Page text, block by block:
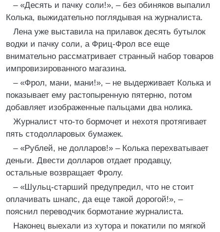
– «Десять и пачку соли!», – без обиняков выпалил
Колька, выжидательно поглядывая на журналиста.
Лена уже выставила на прилавок десять бутылок
водки и пачку соли, а Фриц-Фрол все еще
внимательно рассматривает странный набор товаров
импровизированного магазина.
– «Фрол, мани, мани!», – не выдерживает Колька и
показывает ему растопыренную пятерню, потом
добавляет изображенные пальцами два нолика.
Журналист что-то бормочет и нехотя протягивает
пять стодолларовых бумажек.
– «Рублей, не долларов!» – Колька перехватывает
деньги. Двести долларов отдает продавцу,
остальные возвращает Фролу.
– «Шульц-старший предупредил, что не стоит
оплачивать шнапс, да еще такой дорогой!», –
пояснил переводчик бормотание журналиста.
Наконец выехали из хутора и покатили по мягкой